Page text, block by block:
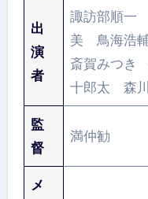
出
演
者
諏訪部順
美 鳥海浩
斎賀みつ
十郎太 森
監
督
満仲勧
メ